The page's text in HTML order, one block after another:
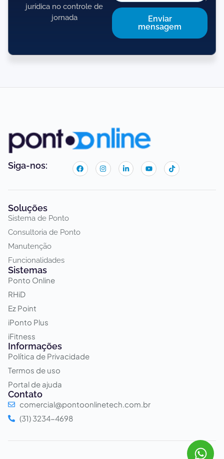
jurídica no controle de
jornada
Enviar
mensagem
Siga-nos:
Soluções
Sistema de Ponto
Consultoria de Ponto
Manutenção
Funcionalidades
Sistemas
Ponto Online
RHiD
Ez Point
iPonto Plus
iFitness
Informações
Política de Privacidade
Termos de uso
Portal de ajuda
Contato
comercial@pontoonlinetech.com.br
(31) 3234-4698